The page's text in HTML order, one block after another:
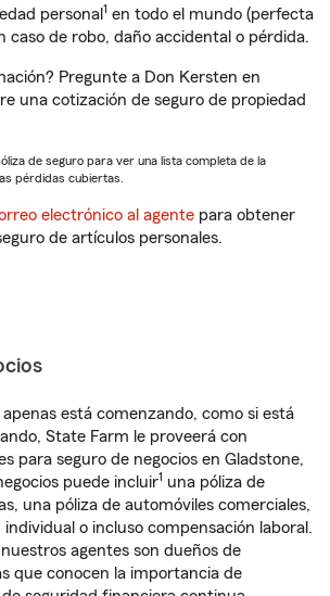
personal 1 en todo el mundo (perfecta
caso de robo, daño accidental o pérdida.
Pregunte a Don Kersten en
una cotización de seguro de propiedad
de seguro para ver una lista completa de la
pérdidas cubiertas.
electrónico al agente para obtener
de artículos personales.
apenas está comenzando, como si está
State Farm le proveerá con
para seguro de negocios en Gladstone,
puede incluir1 una póliza de
una póliza de automóviles comerciales,
individual o incluso compensación laboral.
agentes son dueños de
que conocen la importancia de